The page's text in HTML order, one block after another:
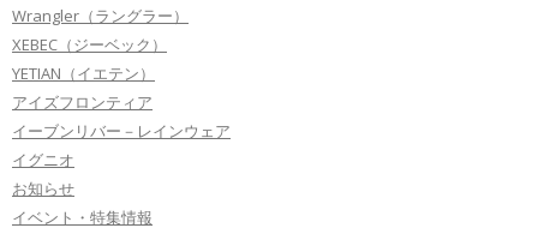
Wrangler（ラングラー）
XEBEC（ジーベック）
YETIAN（イエテン）
アイズフロンティア
イーブンリバー－レインウェア
イグニオ
お知らせ
イベント・特集情報